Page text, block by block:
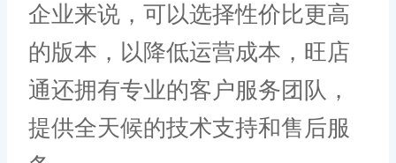
企业来说，可以选择性价比更高
的版本，以降低运营成本，旺店
通还拥有专业的客户服务团队，
提供全天候的技术支持和售后服